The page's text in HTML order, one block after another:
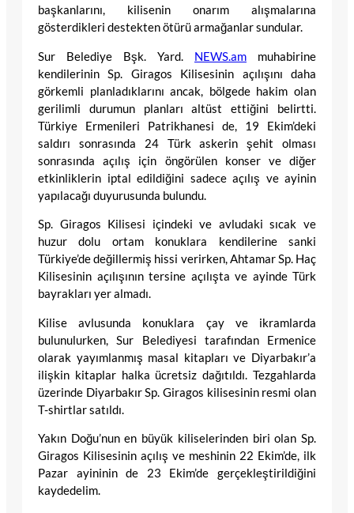
başkanlarını, kilisenin onarım alışmalarına
gösterdikleri destekten ötürü armağanlar sundular.
Sur Belediye Bşk. Yard. NEWS.am muhabirine
kendilerinin Sp. Giragos Kilisesinin açılışını daha
görkemli planladıklarını ancak, bölgede hakim olan
gerilimli durumun planları altüst ettiğini belirtti.
Türkiye Ermenileri Patrikhanesi de, 19 Ekim’deki
saldırı sonrasında 24 Türk askerin şehit olması
sonrasında açılış için öngörülen konser ve diğer
etkinliklerin iptal edildiğini sadece açılış ve ayinin
yapılacağı duyurusunda bulundu.
Sp. Giragos Kilisesi içindeki ve avludaki sıcak ve
huzur dolu ortam konuklara kendilerine sanki
Türkiye’de değillermiş hissi verirken, Ahtamar Sp. Haç
Kilisesinin açılışının tersine açılışta ve ayinde Türk
bayrakları yer almadı.
Kilise avlusunda konuklara çay ve ikramlarda
bulunulurken, Sur Belediyesi tarafından Ermenice
olarak yayımlanmış masal kitapları ve Diyarbakır’a
ilişkin kitaplar halka ücretsiz dağıtıldı. Tezgahlarda
üzerinde Diyarbakır Sp. Giragos kilisesinin resmi olan
T-shirtlar satıldı.
Yakın Doğu’nun en büyük kiliselerinden biri olan Sp.
Giragos Kilisesinin açılış ve meshinin 22 Ekim’de, ilk
Pazar ayininin de 23 Ekim’de gerçekleştirildiğini
kaydedelim.